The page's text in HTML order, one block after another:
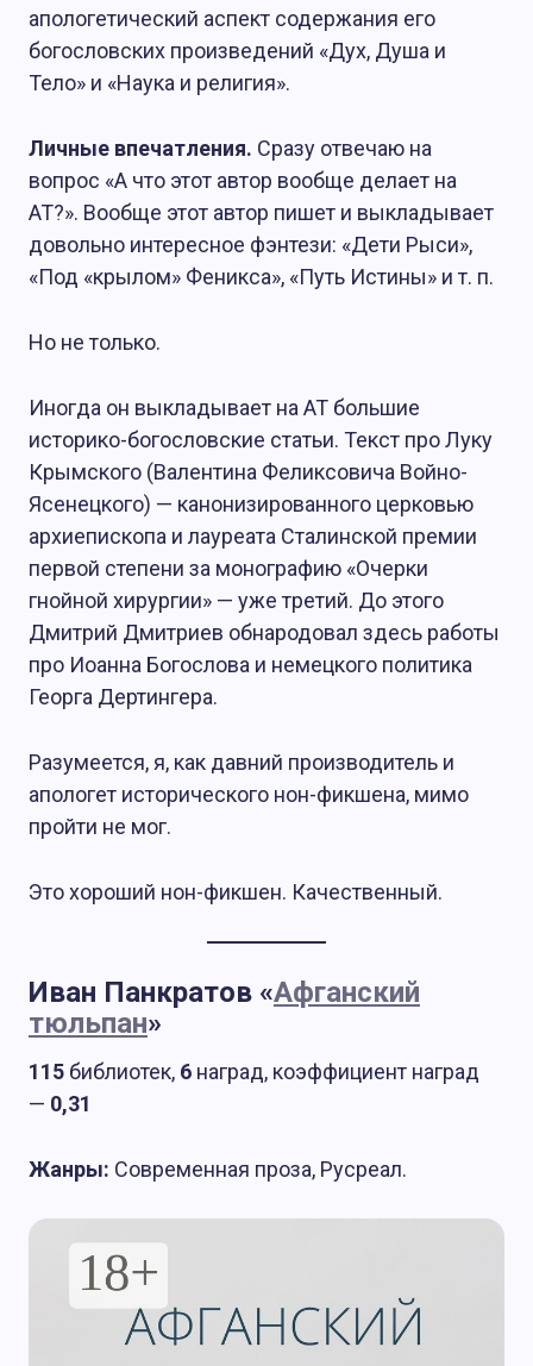
апологетический аспект содержания его
богословских произведений «Дух, Душа и
Тело» и «Наука и религия».
Личные впечатления. Сразу отвечаю на
вопрос «А что этот автор вообще делает на
АТ?». Вообще этот автор пишет и выкладывает
довольно интересное фэнтези: «Дети Рыси»,
«Под «крылом» Феникса», «Путь Истины» и т. п.
Но не только.
Иногда он выкладывает на АТ большие
историко-богословские статьи. Текст про Луку
Крымского (Валентина Феликсовича Войно-
Ясенецкого) — канонизированного церковью
архиепископа и лауреата Сталинской премии
первой степени за монографию «Очерки
гнойной хирургии» — уже третий. До этого
Дмитрий Дмитриев обнародовал здесь работы
про Иоанна Богослова и немецкого политика
Георга Дертингера.
Разумеется, я, как давний производитель и
апологет исторического нон-фикшена, мимо
пройти не мог.
Это хороший нон-фикшен. Качественный.
Иван Панкратов «Афганский
тюльпан»
115 библиотек, 6 наград, коэффициент наград
— 0,31
Жанры: Современная проза, Русреал.